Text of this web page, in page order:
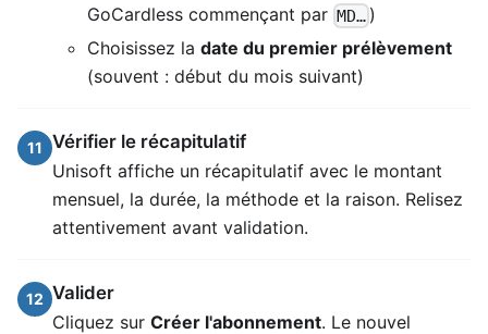
GoCardless commençant par MD… )
Choisissez la date du premier prélèvement
(souvent : début du mois suivant)
11 Vérifier le récapitulatif
Unisoft affiche un récapitulatif avec le montant
mensuel, la durée, la méthode et la raison. Relisez
attentivement avant validation.
12 Valider
Cliquez sur Créer l'abonnement. Le nouvel